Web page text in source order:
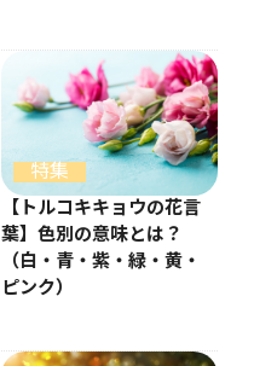
特集
【トルコキキョウの花言
葉】色別の意味とは？
（白・青・紫・緑・黄・
ピンク）